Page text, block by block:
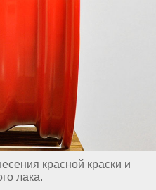
красной краски и
лака.